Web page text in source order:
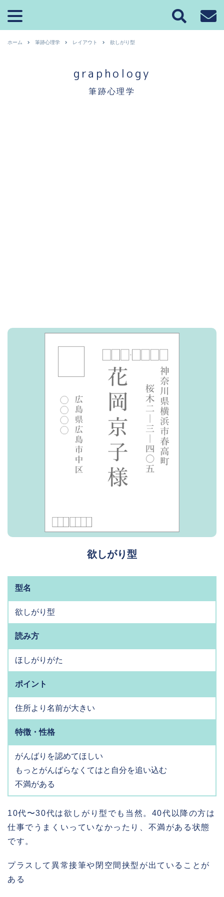
ホーム 筆跡心理学 レイアウト 欲しがり型
graphology
筆跡心理学
欲しがり型
型名
欲しがり型
読み方
ほしがりがた
ポイント
住所より名前が大きい
特徴・性格
がんばりを認めてほしい
もっとがんばらなくてはと自分を追い込む
不満がある
10代〜30代は欲しがり型でも当然。40代以降の方は
仕事でうまくいっていなかったり、不満がある状態
です。
プラスして異常接筆や閉空間挟型が出ていることが
ある